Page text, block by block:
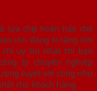
chọn hoàn hảo cho
còn đang lo lắng tìm
chỉ uy tín nhất thì bạn
ty chuyên nghiệp
tuyệt vời cũng như
cho khách hàng.